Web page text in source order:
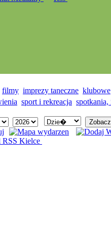
filmy imprezy taneczne klubowe
sport i rekreacja spotkania,